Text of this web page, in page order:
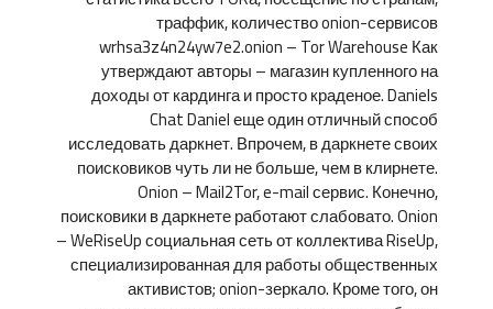
траффик, количество onion-сервисов
wrhsa3z4n24yw7e2.onion – Tor Warehouse Как
утверждают авторы – магазин купленного на
доходы от кардинга и просто краденое. Daniels
Chat Daniel еще один отличный способ
исследовать даркнет. Впрочем, в даркнете своих
поисковиков чуть ли не больше, чем в клирнете.
Onion – Mail2Tor, e-mail сервис. Конечно,
поисковики в даркнете работают слабовато. Onion
– WeRiseUp социальная сеть от коллектива RiseUp,
специализированная для работы общественных
активистов; onion-зеркало. Кроме того, он